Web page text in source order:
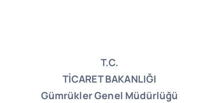
T.C.
TİCARET BAKANLIĞI
Gümrükler Genel Müdürlüğü